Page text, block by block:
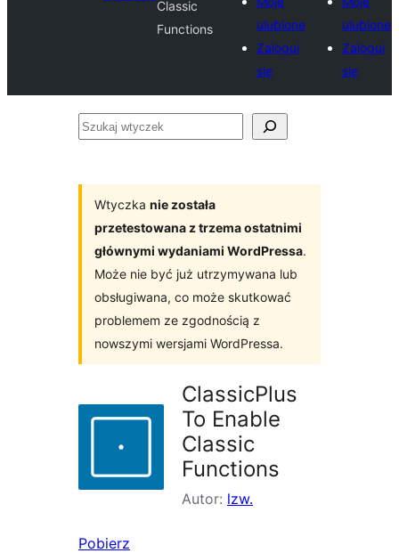
Classic
Functions
ulubione
Zaloguj
się
ulubione
Zaloguj
się
Szukaj
Wtyczka nie została
przetestowana z trzema ostatnimi
głównymi wydaniami WordPressa.
Może nie być już utrzymywana lub
obsługiwana, co może skutkować
problemem ze zgodnością z
nowszymi wersjami WordPressa.
ClassicPlus
To Enable
Classic
Functions
Autor: lzw.
Pobierz